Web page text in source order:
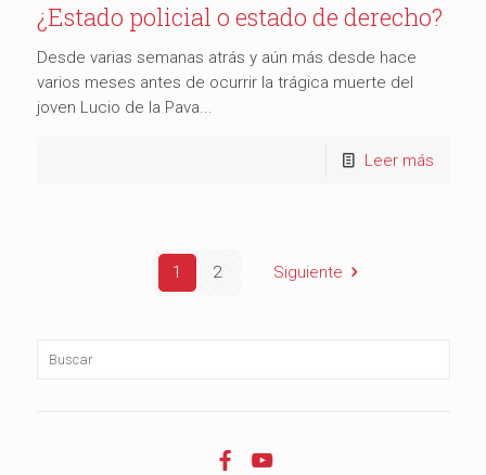
¿Estado policial o estado de derecho?
Desde varias semanas atrás y aún más desde hace
varios meses antes de ocurrir la trágica muerte del
joven Lucio de la Pava...
Leer más
1 2 Siguiente